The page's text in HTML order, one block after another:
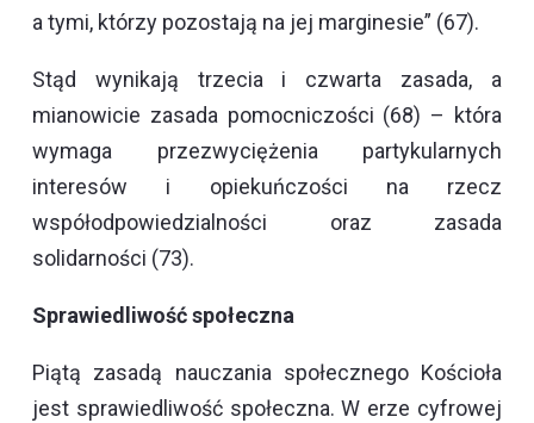
a tymi, którzy pozostają na jej marginesie” (67).
Stąd wynikają trzecia i czwarta zasada, a
mianowicie zasada pomocniczości (68) – która
wymaga przezwyciężenia partykularnych
interesów i opiekuńczości na rzecz
współodpowiedzialności oraz zasada
solidarności (73).
Sprawiedliwość społeczna
Piątą zasadą nauczania społecznego Kościoła
jest sprawiedliwość społeczna. W erze cyfrowej